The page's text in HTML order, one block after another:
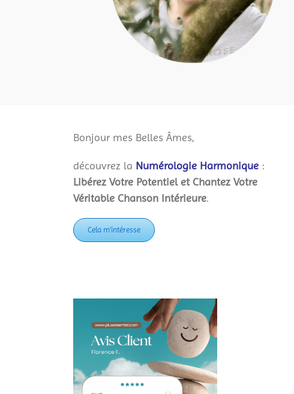
Bonjour mes Belles Âmes,
découvrez la Numérologie Harmonique :
Libérez Votre Potentiel et Chantez Votre
Véritable Chanson Intérieure.
Cela m’intéresse